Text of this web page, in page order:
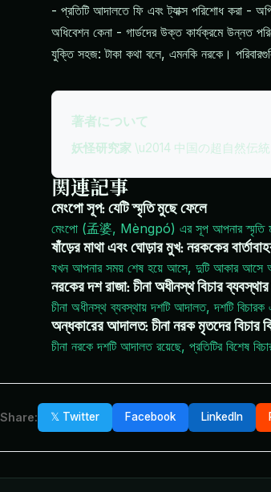
- প্রতিটি আদালতে ফি এবং ট্যাক্স পরিশোধ করা -
অধিবেশন কেনা - গার্ডদের উক্ত কার্যক্রমে উন্নত
যুক্তি সহজ: টাকা কথা বলে, এমনকি নরকে।
著者について
妖怪研究家 \u2014 中国の超自然伝
関連記事
মেংপো সূপ: যেটি স্মৃতি মুছে ফেলে
মেংপো (孟婆, Mèngpó) এর সূপ আপনার স্মৃতি
ষাঁড়ের মাথা এবং ঘোড়ার মুখ: নরককের
যখন আপনার সময় শেষ হয়ে আসে, দুটি আকার আসে
নরকের দশ রাজা: চীনা অধীনস্থ বিচার
চীনা অধীনস্থ ব্যবস্থায় দশটি আদালত, দশটি
অন্ধকারের আদালত: চীনা নরক মৃতদের বিচার
চীনা নরকে দশটি আদালত রয়েছে, প্রতিটির বিশেষ
Share: 𝕏 Twitter Facebook LinkedIn